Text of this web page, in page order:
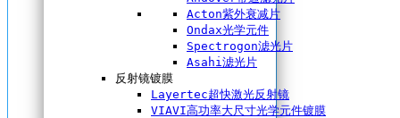
Acton紫外衰减片
Ondax光学元件
Spectrogon滤光片
Asahi滤光片
反射镜镀膜
Layertec超快激光反射镜
VIAVI高功率大尺寸光学元件镀膜